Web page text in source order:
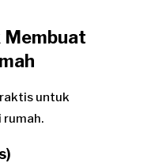
Membuat
untuk
rumah.